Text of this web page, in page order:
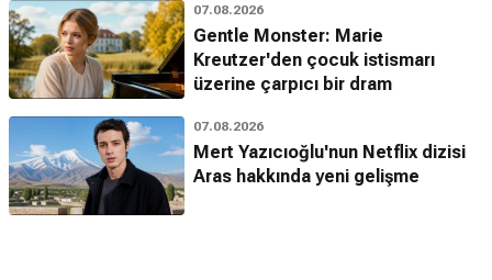
07.08.2026
Gentle Monster: Marie
Kreutzer'den çocuk istismarı
üzerine çarpıcı bir dram
07.08.2026
Mert Yazıcıoğlu'nun Netflix dizisi
Aras hakkında yeni gelişme